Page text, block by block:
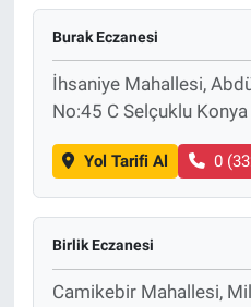
Burak Eczanesi
İhsaniye Mahallesi,
No:45 C Selçuklu Konya
Yol Tarifi Al 0
Birlik Eczanesi
Camikebir Mahallesi,